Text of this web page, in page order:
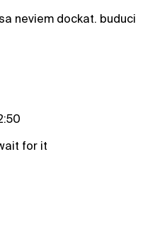
neviem dockat. buduci
for it